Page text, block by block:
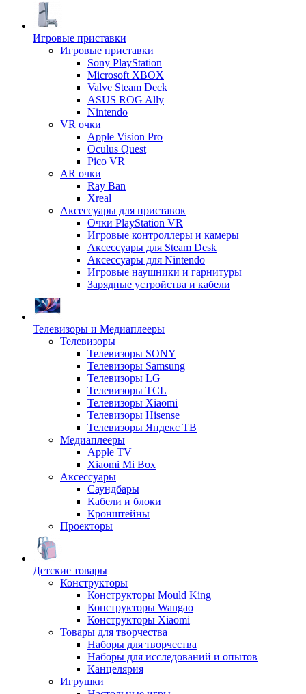
Игровые приставки
Игровые приставки
Sony PlayStation
Microsoft XBOX
Valve Steam Deck
ASUS ROG Ally
Nintendo
VR очки
Apple Vision Pro
Oculus Quest
Pico VR
AR очки
Ray Ban
Xreal
Аксессуары для приставок
Очки PlayStation VR
Игровые контроллеры и камеры
Аксессуары для Steam Desk
Аксессуары для Nintendo
Игровые наушники и гарнитуры
Зарядные устройства и кабели
Телевизоры и Медиаплееры
Телевизоры
Телевизоры SONY
Телевизоры Samsung
Телевизоры LG
Телевизоры TCL
Телевизоры Xiaomi
Телевизоры Hisense
Телевизоры Яндекс ТВ
Медиаплееры
Apple TV
Xiaomi Mi Box
Аксессуары
Саундбары
Кабели и блоки
Кронштейны
Проекторы
Детские товары
Конструкторы
Конструкторы Mould King
Конструкторы Wangao
Конструкторы Xiaomi
Товары для творчества
Наборы для творчества
Наборы для исследований и опытов
Канцелярия
Игрушки